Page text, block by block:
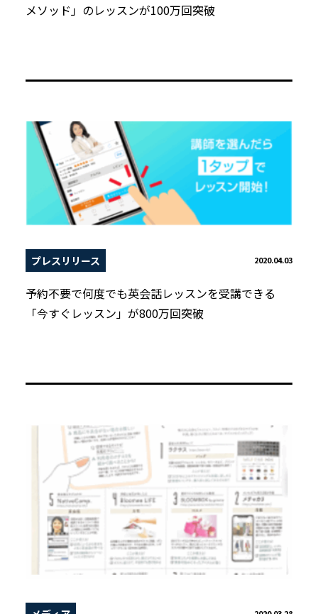
メソッド」のレッスンが100万回突破
プレスリリース 2020.04.03
予約不要で何度でも英会話レッスンを受講できる
「今すぐレッスン」が800万回突破